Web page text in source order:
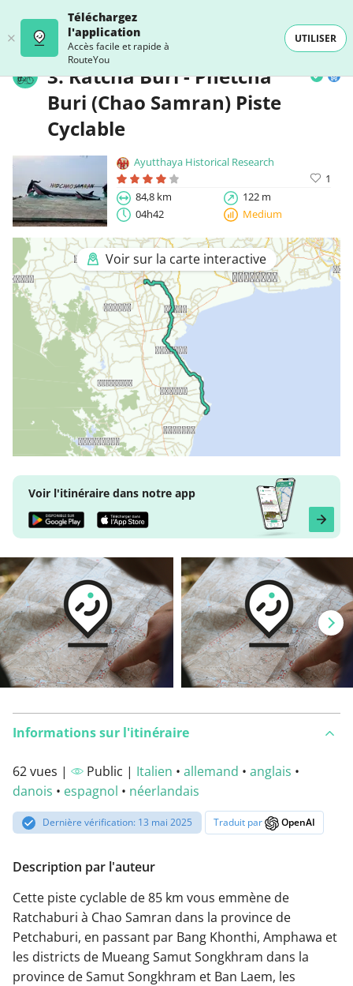
Téléchargez
l'application
Accès facile et rapide à
RouteYou
UTILISER
3. Ratcha Buri - Phetcha
Buri (Chao Samran) Piste
Cyclable
Ayutthaya Historical Research
1
84,8 km
122 m
04h42
Medium
Voir sur la carte interactive
Voir l'itinéraire dans notre app
Informations sur l'itinéraire
62 vues | Public | Italien • allemand • anglais •
danois • espagnol • néerlandais
Dernière vérification: 13 mai 2025 Traduit par OpenAI
Description par l'auteur
Cette piste cyclable de 85 km vous emmène de
Ratchaburi à Chao Samran dans la province de
Petchaburi, en passant par Bang Khonthi, Amphawa et
les districts de Mueang Samut Songkhram dans la
province de Samut Songkhram et Ban Laem, les